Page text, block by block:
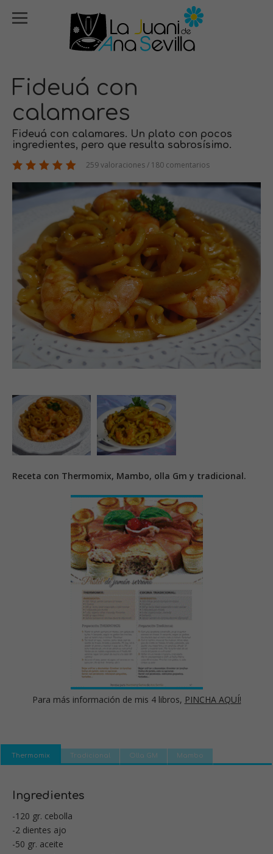
Fideuá con
calamares
Fideuá con calamares. Un plato con pocos
ingredientes, pero que resulta sabrosísimo.
259 valoraciones / 180 comentarios
Receta con Thermomix, Mambo, olla Gm y tradicional.
Para más información de mis 4 libros, PINCHA AQUÍ!
Thermomix Tradicional Olla GM Mambo
Ingredientes
-120 gr. cebolla
-2 dientes ajo
-50 gr. aceite